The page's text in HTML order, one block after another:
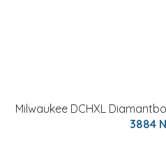
Milwaukee DCHXL
3884